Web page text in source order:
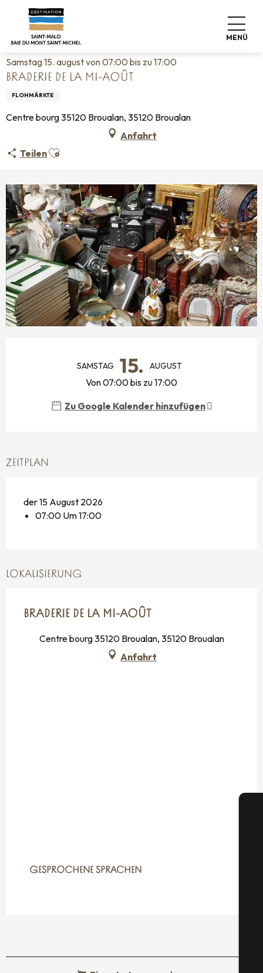
contenu
MENÜ
Startseite
Veranstaltungskalender
Braderie de la mi-août
Samstag 15. august von 07:00 bis zu 17:00
BRADERIE DE LA MI-AOÛT
FLOHMÄRKTE
Centre bourg 35120 Broualan, 35120 Broualan
Anfahrt
TeilenAjouter aux favoris
SAMSTAG 15. AUGUST
Von 07:00 bis zu 17:00
Zu Google Kalender hinzufügen
ZEITPLAN
der 15 August 2026
07:00 Um 17:00
LOKALISIERUNG
BRADERIE DE LA MI-AOÛT
Centre bourg 35120 Broualan, 35120 Broualan
Anfahrt
GESPROCHENE SPRACHEN
GESPROCHENE SPRACHEN